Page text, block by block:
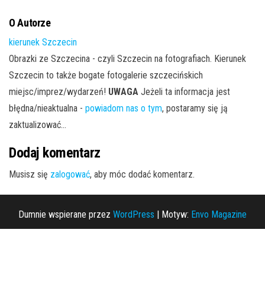
O Autorze
kierunek Szczecin
Obrazki ze Szczecina - czyli Szczecin na fotografiach. Kierunek
Szczecin to także bogate fotogalerie szczecińskich
miejsc/imprez/wydarzeń! UWAGA Jeżeli ta informacja jest
błędna/nieaktualna - powiadom nas o tym, postaramy się ją
zaktualizować...
Dodaj komentarz
Musisz się zalogować, aby móc dodać komentarz.
Dumnie wspierane przez WordPress | Motyw: Envo Magazine